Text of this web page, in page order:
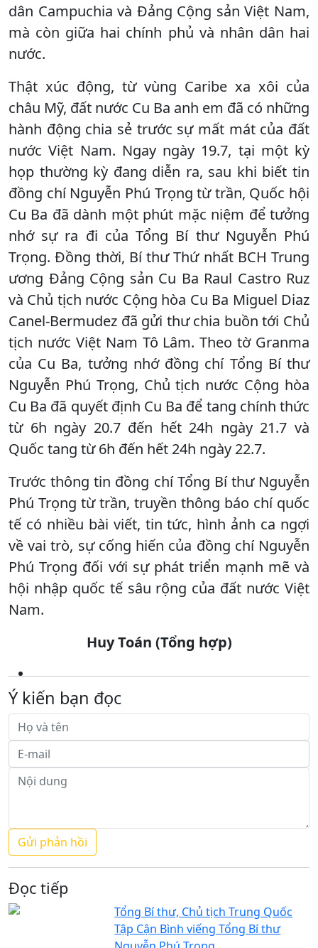
dân Campuchia và Đảng Cộng sản Việt Nam,
mà còn giữa hai chính phủ và nhân dân hai
nước.
Thật xúc động, từ vùng Caribe xa xôi của
châu Mỹ, đất nước Cu Ba anh em đã có những
hành động chia sẻ trước sự mất mát của đất
nước Việt Nam. Ngay ngày 19.7, tại một kỳ
họp thường kỳ đang diễn ra, sau khi biết tin
đồng chí Nguyễn Phú Trọng từ trần, Quốc hội
Cu Ba đã dành một phút mặc niệm để tưởng
nhớ sự ra đi của Tổng Bí thư Nguyễn Phú
Trọng. Đồng thời, Bí thư Thứ nhất BCH Trung
ương Đảng Cộng sản Cu Ba Raul Castro Ruz
và Chủ tịch nước Cộng hòa Cu Ba Miguel Diaz
Canel-Bermudez đã gửi thư chia buồn tới Chủ
tịch nước Việt Nam Tô Lâm. Theo tờ Granma
của Cu Ba, tưởng nhớ đồng chí Tổng Bí thư
Nguyễn Phú Trọng, Chủ tịch nước Cộng hòa
Cu Ba đã quyết định Cu Ba để tang chính thức
từ 6h ngày 20.7 đến hết 24h ngày 21.7 và
Quốc tang từ 6h đến hết 24h ngày 22.7.
Trước thông tin đồng chí Tổng Bí thư Nguyễn
Phú Trọng từ trần, truyền thông báo chí quốc
tế có nhiều bài viết, tin tức, hình ảnh ca ngợi
về vai trò, sự cống hiến của đồng chí Nguyễn
Phú Trọng đối với sự phát triển mạnh mẽ và
hội nhập quốc tế sâu rộng của đất nước Việt
Nam.
Huy Toán (Tổng hợp)
Ý kiến bạn đọc
Đọc tiếp
Tổng Bí thư, Chủ tịch Trung Quốc
Tập Cận Bình viếng Tổng Bí thư